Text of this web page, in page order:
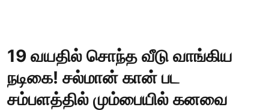
19 வயதில் சொந்த வீடு வாங்கிய
நடிகை! சல்மான் கான் பட
சம்பளத்தில் மும்பையில் கனவை